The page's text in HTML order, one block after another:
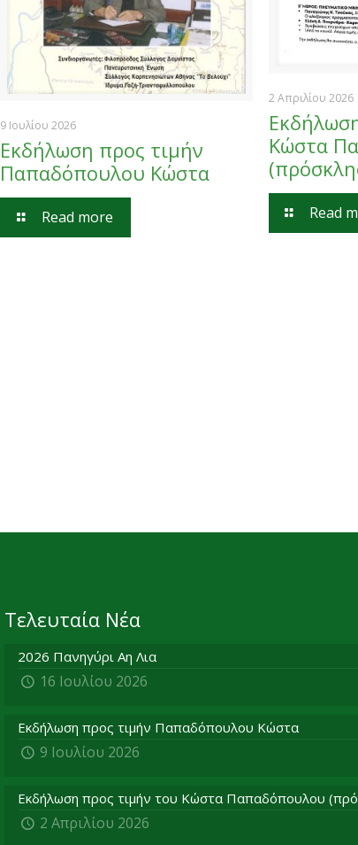
9 Ιουλίου 2026
Εκδήλωση προς τιμήν
Παπαδόπουλου Κώστα
Read more
2 Απριλίου 2026
Κώστα
Read
Τελευταία Νέα
2026 Πανηγύρι Αη Λια
16 Ιουλίου 2026
Εκδήλωση προς τιμήν Παπαδόπουλου Κώστα
9 Ιουλίου 2026
Εκδήλωση προς τιμήν του Κώστα Παπαδόπουλου
2 Απριλίου 2026